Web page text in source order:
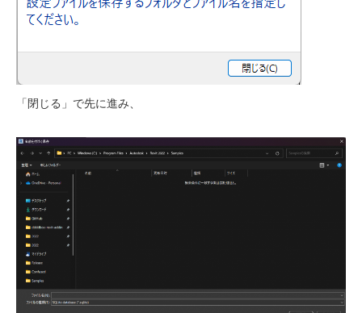
「閉じる」で先に進み、